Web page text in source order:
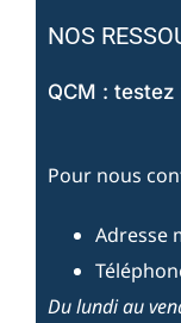
NOS
QCM :
Pour nous
Adresse
Du lundi au